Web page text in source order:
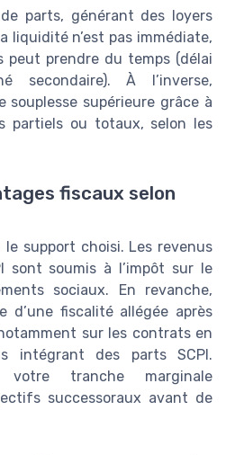
parts, générant des loyers
liquidité n’est pas immédiate,
peut prendre du temps (délai
secondaire). À l’inverse,
souplesse supérieure grâce à
partiels ou totaux, selon les
fiscaux selon
support choisi. Les revenus
sont soumis à l’impôt sur le
sociaux. En revanche,
d’une fiscalité allégée après
sur les contrats en
intégrant des parts SCPI.
tranche marginale
successoraux avant de